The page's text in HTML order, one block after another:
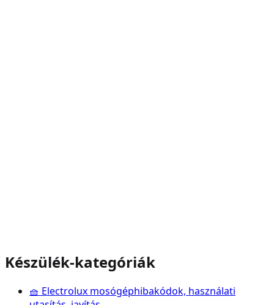
Készülék-kategóriák
🧺 Electrolux mosógéphibakódok, használati